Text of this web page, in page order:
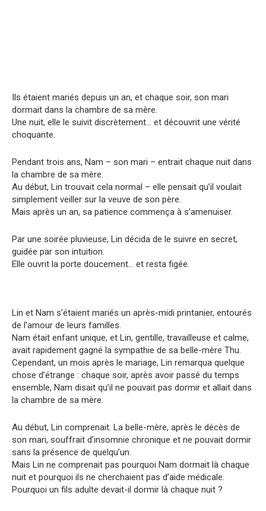
Ils étaient mariés depuis un an, et chaque soir, son mari
dormait dans la chambre de sa mère.
Une nuit, elle le suivit discrètement… et découvrit une vérité
choquante.
Pendant trois ans, Nam – son mari – entrait chaque nuit dans
la chambre de sa mère.
Au début, Lin trouvait cela normal – elle pensait qu’il voulait
simplement veiller sur la veuve de son père.
Mais après un an, sa patience commença à s’amenuiser.
Par une soirée pluvieuse, Lin décida de le suivre en secret,
guidée par son intuition.
Elle ouvrit la porte doucement… et resta figée.
Lin et Nam s’étaient mariés un après-midi printanier, entourés
de l’amour de leurs familles.
Nam était enfant unique, et Lin, gentille, travailleuse et calme,
avait rapidement gagné la sympathie de sa belle-mère Thu.
Cependant, un mois après le mariage, Lin remarqua quelque
chose d’étrange : chaque soir, après avoir passé du temps
ensemble, Nam disait qu’il ne pouvait pas dormir et allait dans
la chambre de sa mère.
Au début, Lin comprenait. La belle-mère, après le décès de
son mari, souffrait d’insomnie chronique et ne pouvait dormir
sans la présence de quelqu’un.
Mais Lin ne comprenait pas pourquoi Nam dormait là chaque
nuit et pourquoi ils ne cherchaient pas d’aide médicale.
Pourquoi un fils adulte devait-il dormir là chaque nuit ?